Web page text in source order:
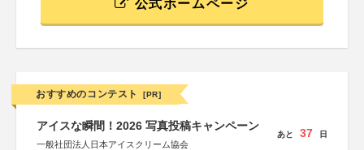
公式ホームページ
おすすめのコンテスト [PR]
アイスな瞬間！2026 写真投稿キャンペーン
一般社団法人日本アイスクリーム協会
あと 37 日